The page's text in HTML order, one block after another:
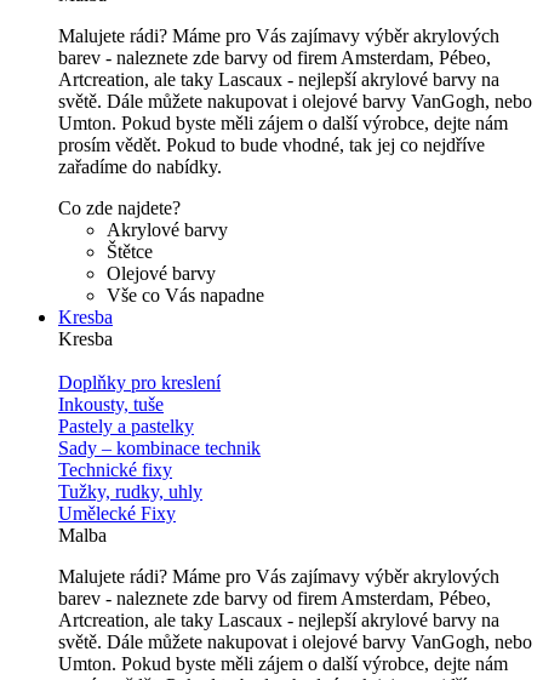
Malujete rádi? Máme pro Vás zajímavy výběr akrylových
barev - naleznete zde barvy od firem Amsterdam, Pébeo,
Artcreation, ale taky Lascaux - nejlepší akrylové barvy na
světě. Dále můžete nakupovat i olejové barvy VanGogh, nebo
Umton. Pokud byste měli zájem o další výrobce, dejte nám
prosím vědět. Pokud to bude vhodné, tak jej co nejdříve
zařadíme do nabídky.
Co zde najdete?
Akrylové barvy
Štětce
Olejové barvy
Vše co Vás napadne
Kresba
Kresba
Doplňky pro kreslení
Inkousty, tuše
Pastely a pastelky
Sady – kombinace technik
Technické fixy
Tužky, rudky, uhly
Umělecké Fixy
Malba
Malujete rádi? Máme pro Vás zajímavy výběr akrylových
barev - naleznete zde barvy od firem Amsterdam, Pébeo,
Artcreation, ale taky Lascaux - nejlepší akrylové barvy na
světě. Dále můžete nakupovat i olejové barvy VanGogh, nebo
Umton. Pokud byste měli zájem o další výrobce, dejte nám